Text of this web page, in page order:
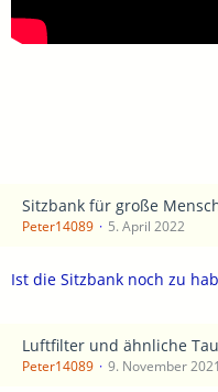
Sitzbank für große
Peter14089 5. April 2022
Ist die Sitzbank noch zu
Luftfilter und ähnliche
Peter14089 9. November 2021